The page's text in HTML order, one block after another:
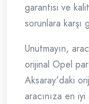
garantisi ve
sorunlara karşı
Unutmayın,
orijinal Opel
Aksaray'daki
aracınıza en